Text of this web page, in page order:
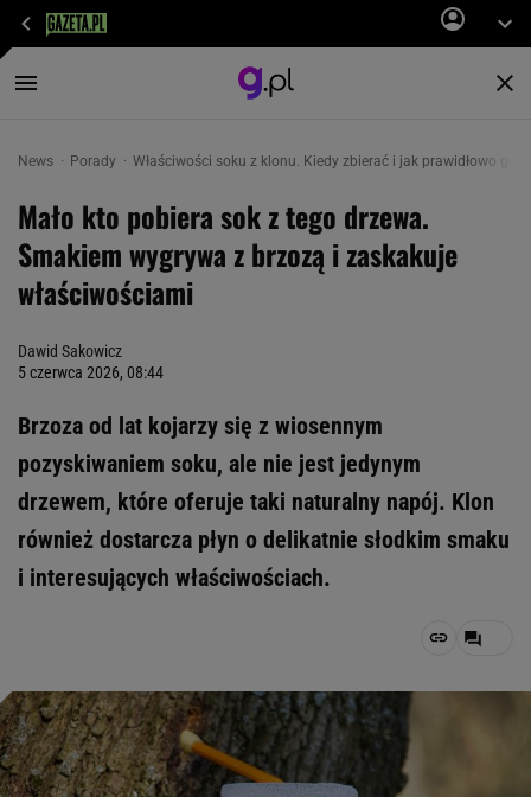
News Porady Właściwości soku z klonu. Kiedy zbierać i jak prawidłowo go
Mało kto pobiera sok z tego drzewa.
Smakiem wygrywa z brzozą i zaskakuje
właściwościami
Dawid Sakowicz
5 czerwca 2026, 08:44
Brzoza od lat kojarzy się z wiosennym
pozyskiwaniem soku, ale nie jest jedynym
drzewem, które oferuje taki naturalny napój. Klon
również dostarcza płyn o delikatnie słodkim smaku
i interesujących właściwościach.